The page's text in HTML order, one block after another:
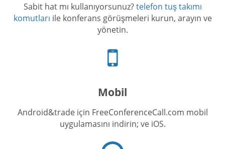
Sabit hat mı kullanıyorsunuz?telefon tuş takımı
komutları ile konferans görüşmeleri kurun, arayın ve
yönetin.
Cep
telefonu
Mobil
Android&trade için FreeConferenceCall.com mobil
uygulamasını indirin; ve iOS.